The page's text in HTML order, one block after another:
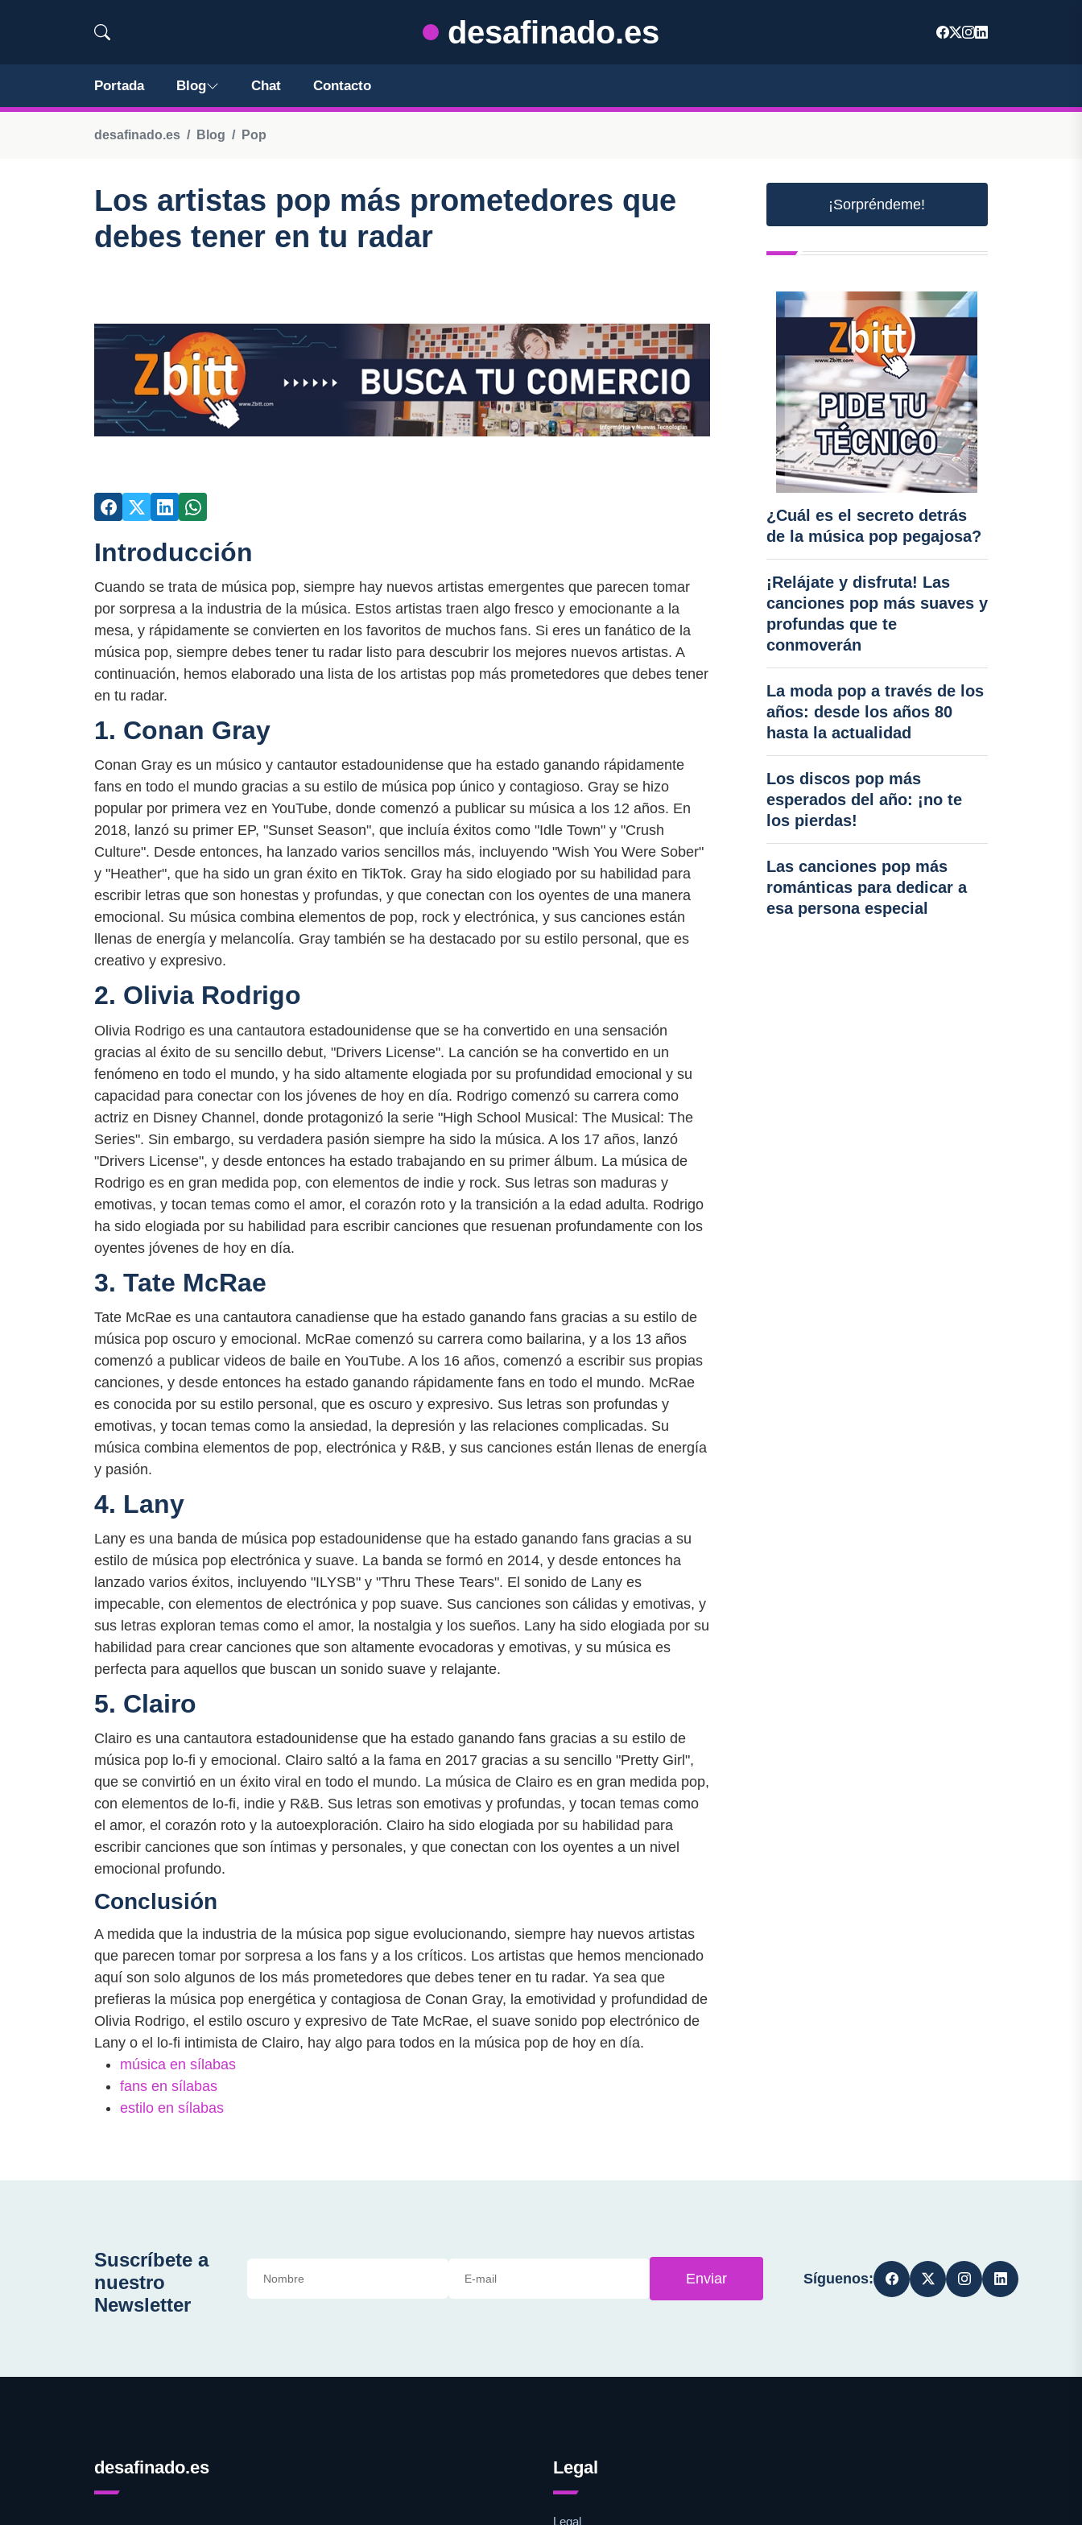
desafinado.es
Portada Blog Chat Contacto
desafinado.es Blog Pop
Los artistas pop más prometedores que
debes tener en tu radar
Introducción
Cuando se trata de música pop, siempre hay nuevos artistas emergentes que parecen tomar
por sorpresa a la industria de la música. Estos artistas traen algo fresco y emocionante a la
mesa, y rápidamente se convierten en los favoritos de muchos fans. Si eres un fanático de la
música pop, siempre debes tener tu radar listo para descubrir los mejores nuevos artistas. A
continuación, hemos elaborado una lista de los artistas pop más prometedores que debes tener
en tu radar.
1. Conan Gray
Conan Gray es un músico y cantautor estadounidense que ha estado ganando rápidamente
fans en todo el mundo gracias a su estilo de música pop único y contagioso. Gray se hizo
popular por primera vez en YouTube, donde comenzó a publicar su música a los 12 años. En
2018, lanzó su primer EP, "Sunset Season", que incluía éxitos como "Idle Town" y "Crush
Culture". Desde entonces, ha lanzado varios sencillos más, incluyendo "Wish You Were Sober"
y "Heather", que ha sido un gran éxito en TikTok. Gray ha sido elogiado por su habilidad para
escribir letras que son honestas y profundas, y que conectan con los oyentes de una manera
emocional. Su música combina elementos de pop, rock y electrónica, y sus canciones están
llenas de energía y melancolía. Gray también se ha destacado por su estilo personal, que es
creativo y expresivo.
2. Olivia Rodrigo
Olivia Rodrigo es una cantautora estadounidense que se ha convertido en una sensación
gracias al éxito de su sencillo debut, "Drivers License". La canción se ha convertido en un
fenómeno en todo el mundo, y ha sido altamente elogiada por su profundidad emocional y su
capacidad para conectar con los jóvenes de hoy en día. Rodrigo comenzó su carrera como
actriz en Disney Channel, donde protagonizó la serie "High School Musical: The Musical: The
Series". Sin embargo, su verdadera pasión siempre ha sido la música. A los 17 años, lanzó
"Drivers License", y desde entonces ha estado trabajando en su primer álbum. La música de
Rodrigo es en gran medida pop, con elementos de indie y rock. Sus letras son maduras y
emotivas, y tocan temas como el amor, el corazón roto y la transición a la edad adulta. Rodrigo
ha sido elogiada por su habilidad para escribir canciones que resuenan profundamente con los
oyentes jóvenes de hoy en día.
3. Tate McRae
Tate McRae es una cantautora canadiense que ha estado ganando fans gracias a su estilo de
música pop oscuro y emocional. McRae comenzó su carrera como bailarina, y a los 13 años
comenzó a publicar videos de baile en YouTube. A los 16 años, comenzó a escribir sus propias
canciones, y desde entonces ha estado ganando rápidamente fans en todo el mundo. McRae
es conocida por su estilo personal, que es oscuro y expresivo. Sus letras son profundas y
emotivas, y tocan temas como la ansiedad, la depresión y las relaciones complicadas. Su
música combina elementos de pop, electrónica y R&B, y sus canciones están llenas de energía
y pasión.
4. Lany
Lany es una banda de música pop estadounidense que ha estado ganando fans gracias a su
estilo de música pop electrónica y suave. La banda se formó en 2014, y desde entonces ha
lanzado varios éxitos, incluyendo "ILYSB" y "Thru These Tears". El sonido de Lany es
impecable, con elementos de electrónica y pop suave. Sus canciones son cálidas y emotivas, y
sus letras exploran temas como el amor, la nostalgia y los sueños. Lany ha sido elogiada por su
habilidad para crear canciones que son altamente evocadoras y emotivas, y su música es
perfecta para aquellos que buscan un sonido suave y relajante.
5. Clairo
Clairo es una cantautora estadounidense que ha estado ganando fans gracias a su estilo de
música pop lo-fi y emocional. Clairo saltó a la fama en 2017 gracias a su sencillo "Pretty Girl",
que se convirtió en un éxito viral en todo el mundo. La música de Clairo es en gran medida pop,
con elementos de lo-fi, indie y R&B. Sus letras son emotivas y profundas, y tocan temas como
el amor, el corazón roto y la autoexploración. Clairo ha sido elogiada por su habilidad para
escribir canciones que son íntimas y personales, y que conectan con los oyentes a un nivel
emocional profundo.
Conclusión
A medida que la industria de la música pop sigue evolucionando, siempre hay nuevos artistas
que parecen tomar por sorpresa a los fans y a los críticos. Los artistas que hemos mencionado
aquí son solo algunos de los más prometedores que debes tener en tu radar. Ya sea que
prefieras la música pop energética y contagiosa de Conan Gray, la emotividad y profundidad de
Olivia Rodrigo, el estilo oscuro y expresivo de Tate McRae, el suave sonido pop electrónico de
Lany o el lo-fi intimista de Clairo, hay algo para todos en la música pop de hoy en día.
música en sílabas
fans en sílabas
estilo en sílabas
¡Sorpréndeme!
¿Cuál es el secreto detrás
de la música pop pegajosa?
¡Relájate y disfruta! Las
canciones pop más suaves y
profundas que te
conmoverán
La moda pop a través de los
años: desde los años 80
hasta la actualidad
Los discos pop más
esperados del año: ¡no te
los pierdas!
Las canciones pop más
románticas para dedicar a
esa persona especial
Suscríbete a
nuestro
Newsletter
Enviar Síguenos:
desafinado.es Legal
Legal